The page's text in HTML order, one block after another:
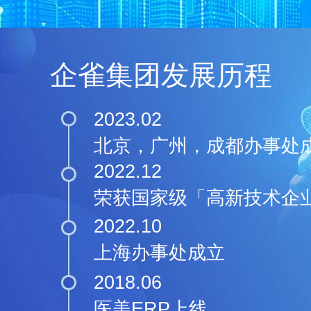
企雀集团发展历程
2023.02
北京，广州，成都办事处
2022.12
荣获国家级「高新技术企
2022.10
上海办事处成立
2018.06